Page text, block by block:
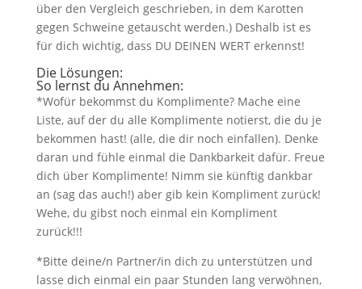
über den Vergleich geschrieben, in dem Karotten
gegen Schweine getauscht werden.) Deshalb ist es
für dich wichtig, dass DU DEINEN WERT erkennst!
Die Lösungen:
So lernst du Annehmen:
*Wofür bekommst du Komplimente? Mache eine
Liste, auf der du alle Komplimente notierst, die du je
bekommen hast! (alle, die dir noch einfallen). Denke
daran und fühle einmal die Dankbarkeit dafür. Freue
dich über Komplimente! Nimm sie künftig dankbar
an (sag das auch!) aber gib kein Kompliment zurück!
Wehe, du gibst noch einmal ein Kompliment
zurück!!!
*Bitte deine/n Partner/in dich zu unterstützen und
lasse dich einmal ein paar Stunden lang verwöhnen,